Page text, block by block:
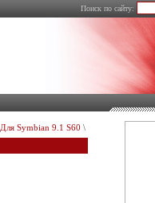
Поиск по сайту:
Для Symbian 9.1 S60 \